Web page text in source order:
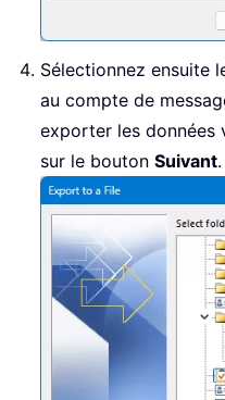
Sélectionnez ensuite
au compte de
exporter les données
sur le bouton Suivant.